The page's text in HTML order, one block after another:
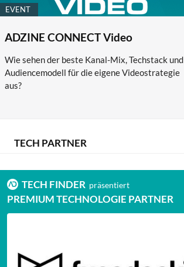
EVENT
ADZINE CONNECT Video
Wie sehen der beste Kanal-Mix, Techstack und
Audiencemodell für die eigene Videostrategie
aus?
TECH PARTNER
TECH FINDER präsentiert
PREMIUM TECHNOLOGIE PARTNER